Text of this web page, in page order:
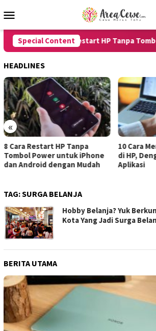
to
Menu
Special Content
8 Cara Restart HP Tanpa Tombol
HEADLINES
«
Cara Restart HP Tanpa
Power untuk iPhone
Android dengan Mudah
10 Cara
di HP,
Aplikasi
TAG:SURGA BELANJA
Hobby Belanja? Yuk
Kota Yang Jadi Surga
BERITA UTAMA